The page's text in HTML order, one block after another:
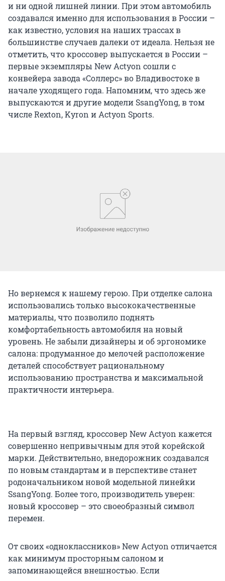
и ни одной лишней линии. При этом автомобиль
создавался именно для использования в России –
как известно, условия на наших трассах в
большинстве случаев далеки от идеала. Нельзя не
отметить, что кроссовер выпускается в России –
первые экземпляры New Actyon сошли с
конвейера завода «Соллерс» во Владивостоке в
начале уходящего года. Напомним, что здесь же
выпускаются и другие модели SsangYong, в том
числе Rexton, Kyron и Actyon Sports.
Но вернемся к нашему герою. При отделке салона
использовались только высококачественные
материалы, что позволило поднять
комфортабельность автомобиля на новый
уровень. Не забыли дизайнеры и об эргономике
салона: продуманное до мелочей расположение
деталей способствует рациональному
использованию пространства и максимальной
практичности интерьера.
На первый взгляд, кроссовер New Actyon кажется
совершенно непривычным для этой корейской
марки. Действительно, внедорожник создавался
по новым стандартам и в перспективе станет
родоначальником новой модельной линейки
SsangYong. Более того, производитель уверен:
новый кроссовер – это своеобразный символ
перемен.
От своих «одноклассников» New Actyon отличается
как минимум просторным салоном и
запоминающейся внешностью. Если